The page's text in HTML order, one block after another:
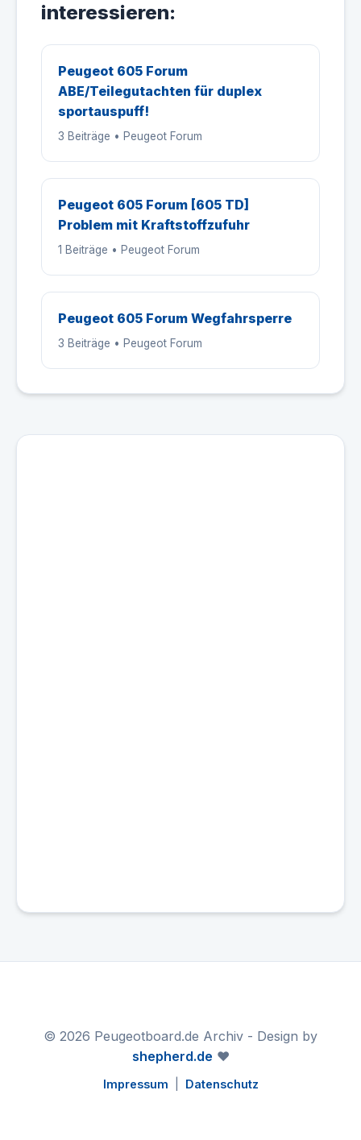
interessieren:
Peugeot 605 Forum
ABE/Teilegutachten für duplex
sportauspuff!
3 Beiträge • Peugeot Forum
Peugeot 605 Forum [605 TD]
Problem mit Kraftstoffzufuhr
1 Beiträge • Peugeot Forum
Peugeot 605 Forum Wegfahrsperre
3 Beiträge • Peugeot Forum
© 2026 Peugeotboard.de Archiv - Design by
shepherd.de ❤️
Impressum Datenschutz